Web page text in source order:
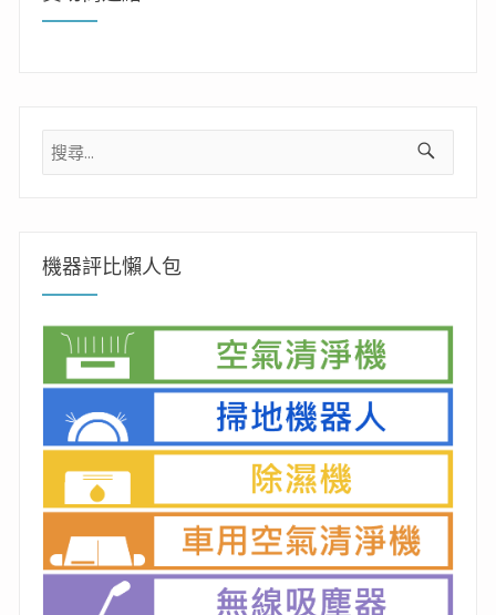
搜
機器評比懶人包